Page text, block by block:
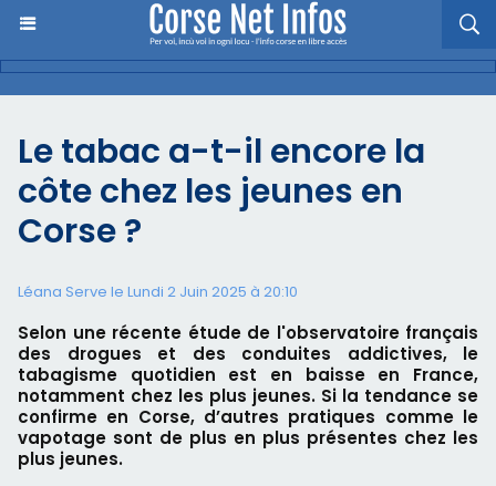
Le tabac a-t-il encore la
côte chez les jeunes en
Corse ?
Léana Serve le Lundi 2 Juin 2025 à 20:10
Selon une récente étude de l'observatoire français
des drogues et des conduites addictives, le
tabagisme quotidien est en baisse en France,
notamment chez les plus jeunes. Si la tendance se
confirme en Corse, d’autres pratiques comme le
vapotage sont de plus en plus présentes chez les
plus jeunes.